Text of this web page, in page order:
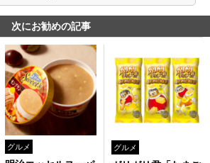
次にお勧めの記事
グルメ グルメ